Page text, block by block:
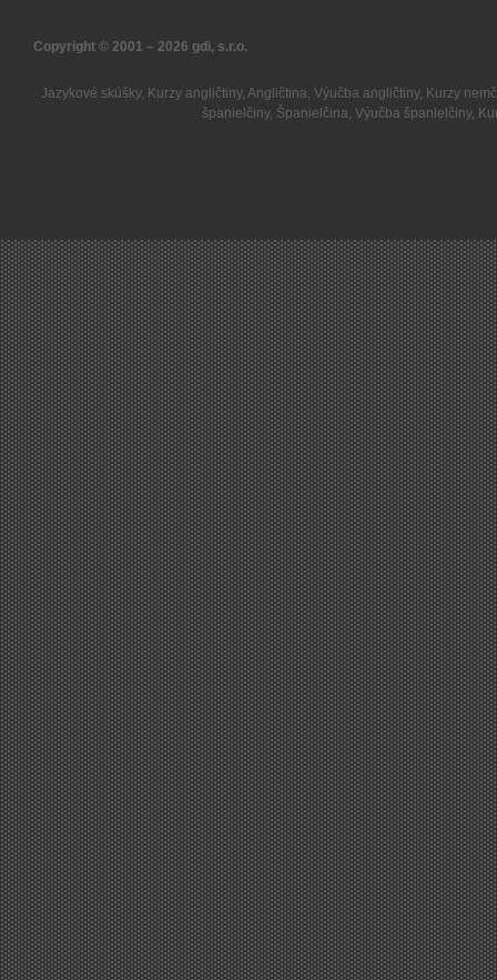
Copyright © 2001 – 2026 gdi, s.r.o.
Jazykové skúšky, Kurzy angličtiny, Angličtina, Výučba angličtiny, Kurzy
španielčiny, Španielčina, Výučba španielčiny,